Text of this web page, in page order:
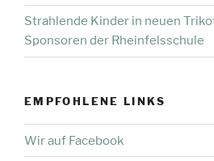
Strahlende Kinder in neuen
Sponsoren der Rheinfelsschule
EMPFOHLENE LINKS
Wir auf Facebook